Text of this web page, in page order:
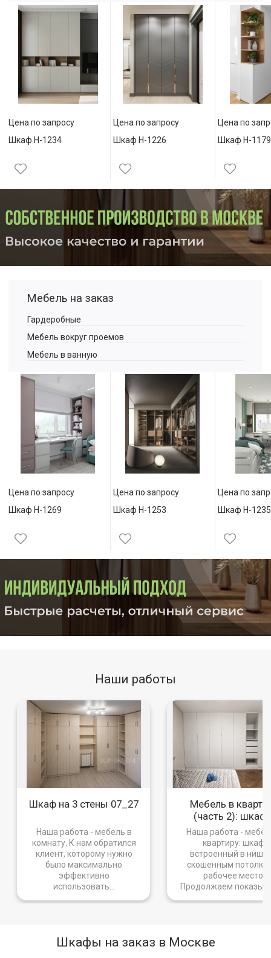
Цена по запросу
Шкаф Н-1234
Цена по запросу
Шкаф Н-1226
Цена по
Шкаф Н-1179
Мебель на заказ
Гардеробные
Мебель вокруг проемов
Мебель в ванную
Цена по запросу
Шкаф Н-1269
Цена по запросу
Шкаф Н-1253
Цена по
Шкаф Н-1235
Наши работы
Шкаф на 3 стены 07_27​
Наша работа - мебель в
комнату. К нам обратился
клиент, которому нужно
было максимально
эффективно
использовать...
Мебель в
(часть 2): шкаф
спальню и
Наша работа -
квартиру: шкаф
встроенный в нишу
скошенным
рабочее место.
Продолжаем
Шкафы на заказ в Москве